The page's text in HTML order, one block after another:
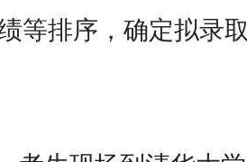
等排序，确定拟录取